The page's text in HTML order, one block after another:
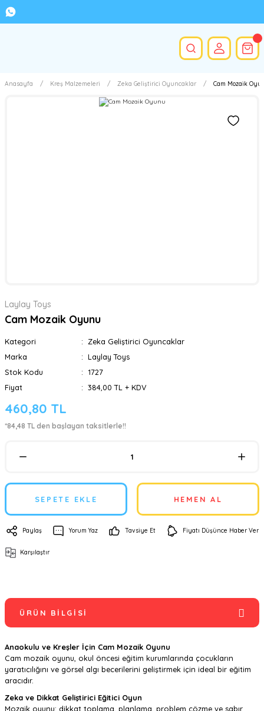
Anasayfa Kreş Malzemeleri Zeka Geliştirici Oyuncaklar Cam Mozaik
Laylay Toys
Cam Mozaik Oyunu
Kategori
Zeka Geliştirici Oyuncaklar
Marka
Laylay Toys
Stok Kodu
1727
Fiyat
384,00 TL + KDV
460,80 TL
*84,48 TL den başlayan taksitlerle!!
SEPETE EKLE HEMEN AL
Paylaş Yorum Yaz Tavsiye Et Fiyatı Düşünce Haber Ver
Karşılaştır
ÜRÜN BILGISI
Anaokulu ve Kreşler İçin Cam Mozaik Oyunu
Cam mozaik oyunu, okul öncesi eğitim kurumlarında çocukların
yaratıcılığını ve görsel algı becerilerini geliştirmek için ideal bir eğitim
aracıdır.
Zeka ve Dikkat Geliştirici Eğitici Oyun
Mozaik oyunu; dikkat toplama, planlama, problem çözme ve sabır